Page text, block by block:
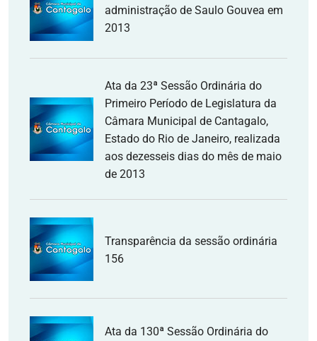
administração de Saulo Gouvea em
2013
Ata da 23ª Sessão Ordinária do
Primeiro Período de Legislatura da
Câmara Municipal de Cantagalo,
Estado do Rio de Janeiro, realizada
aos dezesseis dias do mês de maio
de 2013
Transparência da sessão ordinária
156
Ata da 130ª Sessão Ordinária do